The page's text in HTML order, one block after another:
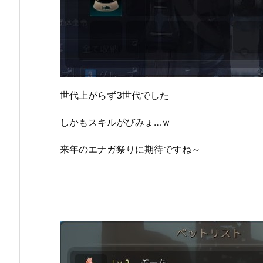
世代上がらず3世代でした
しかもスキルがびみょ…ｗ
来年のエナガ祭りに期待ですね～